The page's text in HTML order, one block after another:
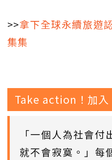
>>拿下全球永續旅遊
集集
Take action！加入
「一個人為社會
就不會寂寞。」每